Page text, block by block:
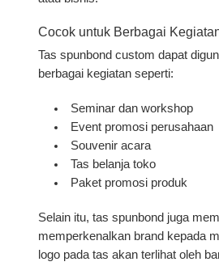
Cocok untuk Berbagai
Tas spunbond custom dapat
berbagai kegiatan seperti:
Seminar dan workshop
Event promosi perusahaan
Souvenir acara
Tas belanja toko
Paket promosi produk
Selain itu, tas spunbond juga
memperkenalkan brand kepada
logo pada tas akan terlihat oleh